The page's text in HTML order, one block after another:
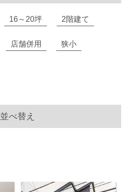
16～20坪 2階建て
店舗併用 狭小
並べ替え